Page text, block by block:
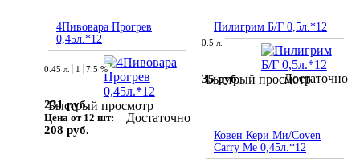
4Пивовара Прогрев
0,45л.*12
Быстрый просмотр
0.45 л. 1 7.5 %
231 руб.
Цена от 12 шт:
208 руб.
Достаточно
Пилигрим Б/Г 0,5л.*12
Быстрый просмотр
0.5 л.
35 руб. Достаточно
Ковен Кери Ми/Coven
Carry Me 0,45л.*12